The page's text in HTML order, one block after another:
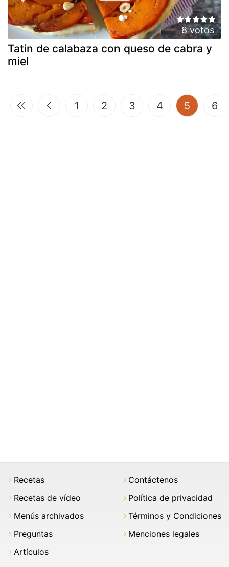
8 votos
Tatin de calabaza con queso de cabra y
miel
1 2 3 4 5 6
Recetas
Recetas de vídeo
Menús archivados
Preguntas
Artículos
Contáctenos
Política de privacidad
Términos y Condiciones
Menciones legales